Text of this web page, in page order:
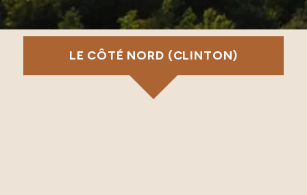
LE CÔTÉ NORD (CLINTON)